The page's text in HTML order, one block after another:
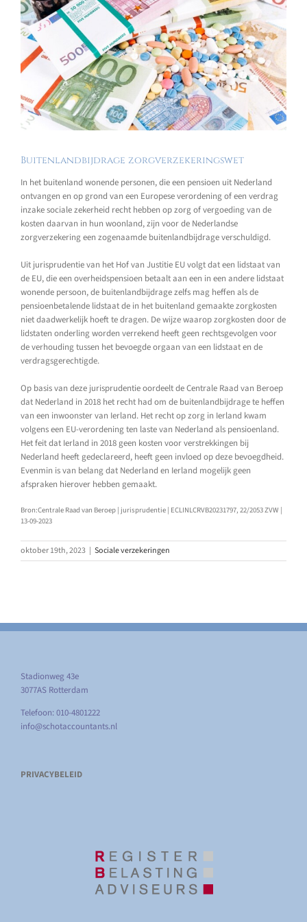
Buitenlandbijdrage zorgverzekeringswet
In het buitenland wonende personen, die een pensioen uit Nederland
ontvangen en op grond van een Europese verordening of een verdrag
inzake sociale zekerheid recht hebben op zorg of vergoeding van de
kosten daarvan in hun woonland, zijn voor de Nederlandse
zorgverzekering een zogenaamde buitenlandbijdrage verschuldigd.
Uit jurisprudentie van het Hof van Justitie EU volgt dat een lidstaat van
de EU, die een overheidspensioen betaalt aan een in een andere lidstaat
wonende persoon, de buitenlandbijdrage zelfs mag heffen als de
pensioenbetalende lidstaat de in het buitenland gemaakte zorgkosten
niet daadwerkelijk hoeft te dragen. De wijze waarop zorgkosten door de
lidstaten onderling worden verrekend heeft geen rechtsgevolgen voor
de verhouding tussen het bevoegde orgaan van een lidstaat en de
verdragsgerechtigde.
Op basis van deze jurisprudentie oordeelt de Centrale Raad van Beroep
dat Nederland in 2018 het recht had om de buitenlandbijdrage te heffen
van een inwoonster van Ierland. Het recht op zorg in Ierland kwam
volgens een EU-verordening ten laste van Nederland als pensioenland.
Het feit dat Ierland in 2018 geen kosten voor verstrekkingen bij
Nederland heeft gedeclareerd, heeft geen invloed op deze bevoegdheid.
Evenmin is van belang dat Nederland en Ierland mogelijk geen
afspraken hierover hebben gemaakt.
Bron:Centrale Raad van Beroep | jurisprudentie | ECLINLCRVB20231797, 22/2053 ZVW |
13-09-2023
oktober 19th, 2023 | Sociale verzekeringen
Stadionweg 43e
3077AS Rotterdam
Telefoon: 010-4801222
info@schotaccountants.nl
PRIVACYBELEID